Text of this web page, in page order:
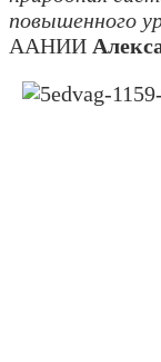
повышенного
ААНИИ